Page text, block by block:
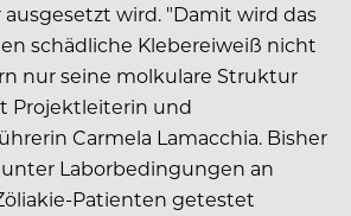
wird. "Damit wird das
schädliche Klebereiweiß nicht
nur seine molkulare Struktur
Projektleiterin und
Carmela Lamacchia. Bisher
unter Laborbedingungen an
Patienten getestet